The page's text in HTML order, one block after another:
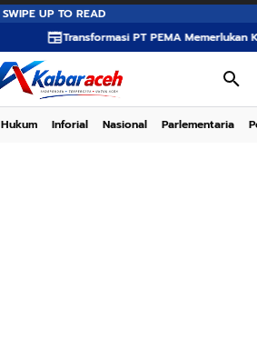
SWIPE UP TO READ
Transformasi PT PEMA Memerlukan
Hukum Inforial Nasional Parlementaria